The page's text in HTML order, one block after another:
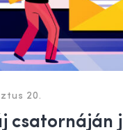
20.
csatornáján